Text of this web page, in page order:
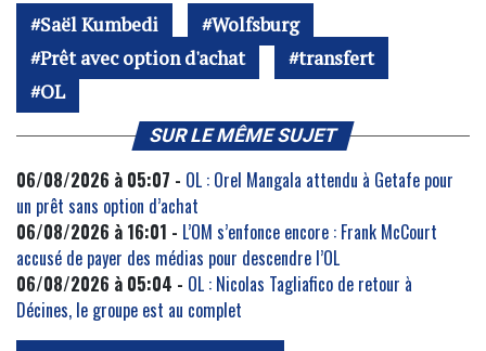
Saël Kumbedi
Wolfsburg
Prêt avec option d'achat
transfert
OL
SUR LE MÊME SUJET
06/08/2026 à 05:07 - OL : Orel Mangala attendu à Getafe pour
un prêt sans option d’achat
06/08/2026 à 16:01 - L’OM s’enfonce encore : Frank McCourt
accusé de payer des médias pour descendre l’OL
06/08/2026 à 05:04 - OL : Nicolas Tagliafico de retour à
Décines, le groupe est au complet